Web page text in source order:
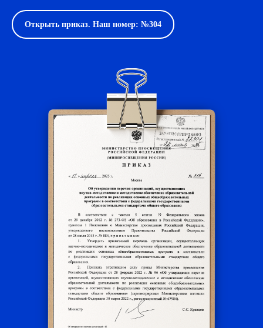
Открыть приказ. Наш номер: №304